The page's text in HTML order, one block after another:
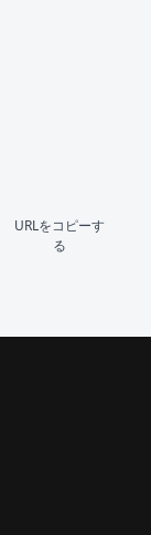
URLをコピーす
る